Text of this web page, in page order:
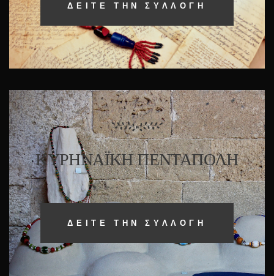
ΔΕΊΤΕ ΤΗΝ ΣΥΛΛΟΓΉ
ΚΥΡΗΝΑΪΚΗ ΠΕΝΤΑΠΟΛΗ
ΔΕΊΤΕ ΤΗΝ ΣΥΛΛΟΓΉ